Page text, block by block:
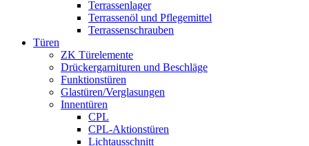
Terrassenlager
Terrassenöl und Pflegemittel
Terrassenschrauben
Türen
ZK Türelemente
Drückergarnituren und Beschläge
Funktionstüren
Glastüren/Verglasungen
Innentüren
CPL
CPL-Aktionstüren
Lichtausschnitt